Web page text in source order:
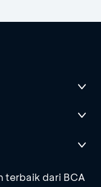
terbaik dari BCA